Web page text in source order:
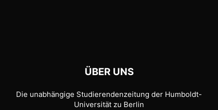
ÜBER UNS
Die unabhängige Studierendenzeitung der Humboldt-
Universität zu Berlin